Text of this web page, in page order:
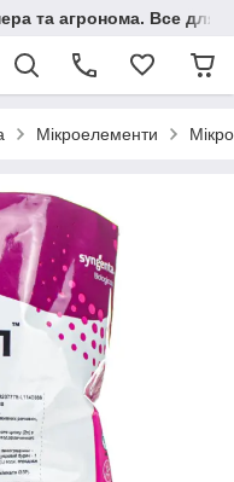
та агронома. Все для
Мікроелементи